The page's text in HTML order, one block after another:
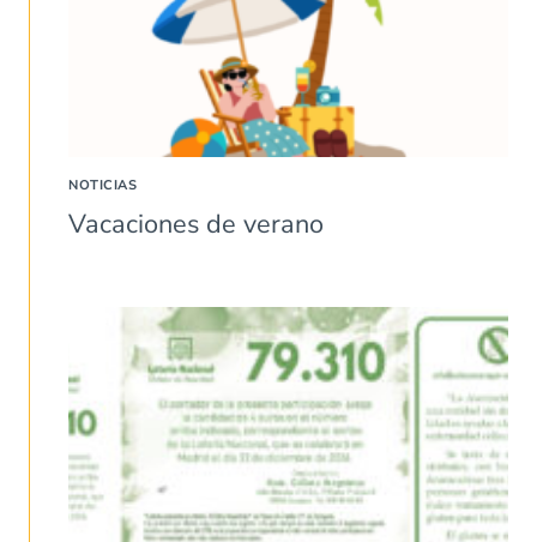
NOTICIAS
Vacaciones de verano